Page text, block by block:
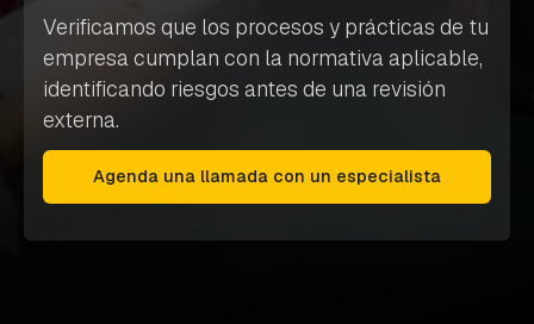
Verificamos que los procesos y prácticas de tu
empresa cumplan con la normativa aplicable,
identificando riesgos antes de una revisión
externa.
Agenda una llamada con un especialista